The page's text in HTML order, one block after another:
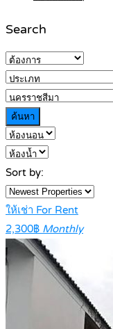
Search
ค้นหา
Sort by:
ให้เช่า For Rent
2,300฿ Monthly